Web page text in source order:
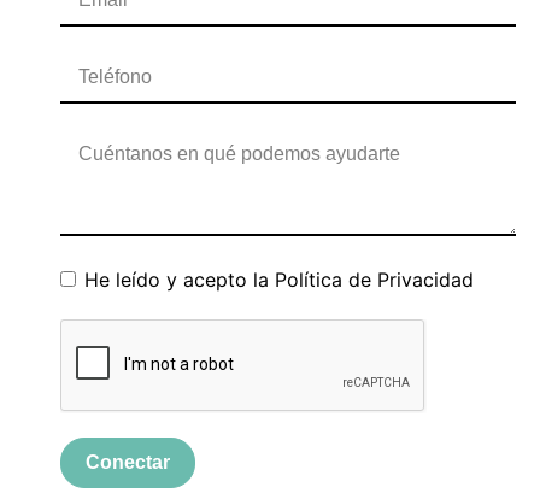
He leído y acepto la Política de Privacidad
Conectar